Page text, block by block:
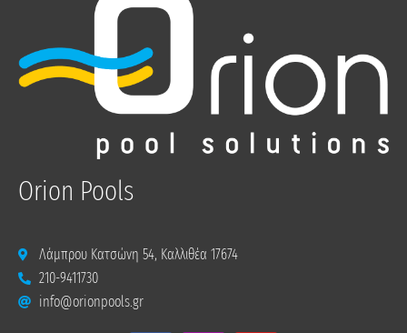
Orion Pools
Λάμπρου Κατσώνη 54, Καλλιθέα 17674
210-9411730
info@orionpools.gr